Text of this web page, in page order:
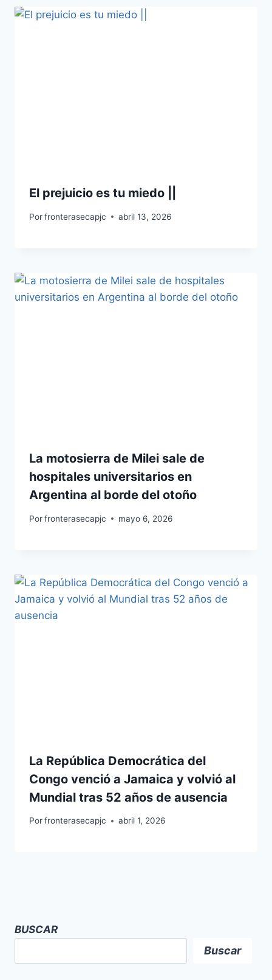
El prejuicio es tu miedo ||
Porfronterasecapjc abril 13, 2026
La motosierra de Milei sale de
hospitales universitarios en
Argentina al borde del otoño
Porfronterasecapjc mayo 6, 2026
La República Democrática del
Congo venció a Jamaica y volvió al
Mundial tras 52 años de ausencia
Porfronterasecapjc abril 1, 2026
BUSCAR
Buscar